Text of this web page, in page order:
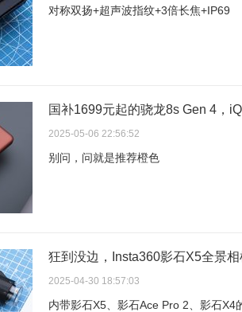
对称双扬+超声波指纹+3倍长焦+IP69
国补1699元起的骁龙8s Gen 4，​
2025-05-06 22:56:52
别问，问就是推荐橙色
狂到没边，Insta360影石X5全景相
2025-04-30 18:57:03
内带影石X5、影石Ace Pro 2、影石X4